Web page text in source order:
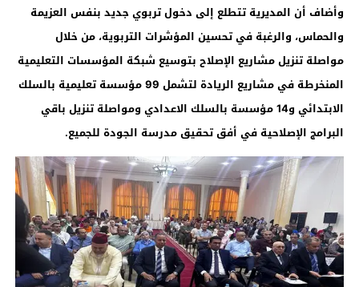
وأضاف أن المديرية تتطلع إلى دخول تربوي جديد بنفس العزيمة
والحماس، والرغبة في تحسين المؤشرات التربوية، من خلال
مواصلة تنزيل مشاريع الإصلاح بتوسيع شبكة المؤسسات التعليمية
المنخرطة في مشاريع الريادة لتشمل 99 مؤسسة تعليمية بالسلك
الابتدائي و14 مؤسسة بالسلك الاعدادي ومواصلة تنزيل باقي
البرامج الإصلاحية في أفق تحقيق مدرسة الجودة للجميع.